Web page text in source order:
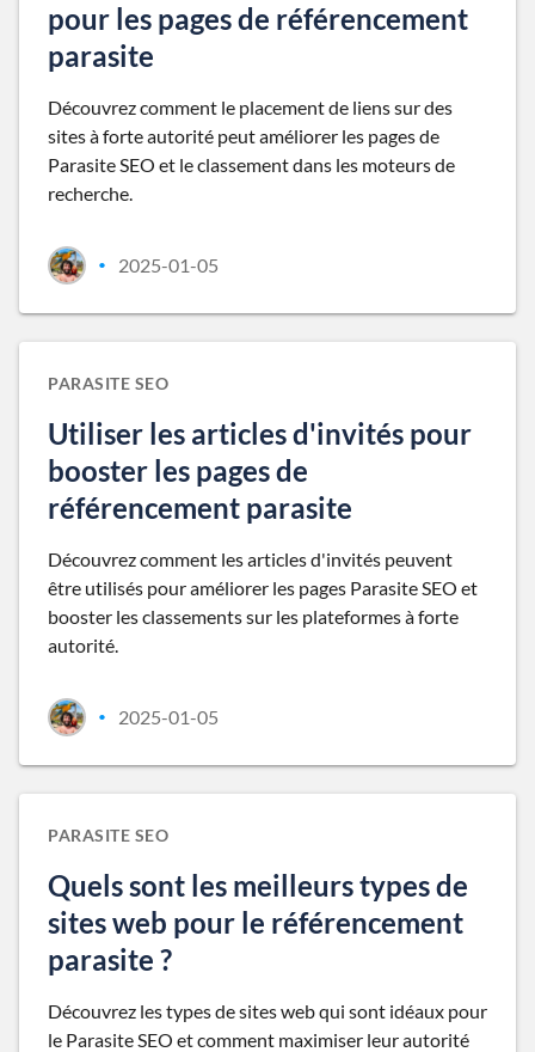
pour les pages de référencement
parasite
Découvrez comment le placement de liens sur des
sites à forte autorité peut améliorer les pages de
Parasite SEO et le classement dans les moteurs de
recherche.
• 2025-01-05
PARASITE SEO
Utiliser les articles d'invités pour
booster les pages de
référencement parasite
Découvrez comment les articles d'invités peuvent
être utilisés pour améliorer les pages Parasite SEO et
booster les classements sur les plateformes à forte
autorité.
• 2025-01-05
PARASITE SEO
Quels sont les meilleurs types de
sites web pour le référencement
parasite ?
Découvrez les types de sites web qui sont idéaux pour
le Parasite SEO et comment maximiser leur autorité